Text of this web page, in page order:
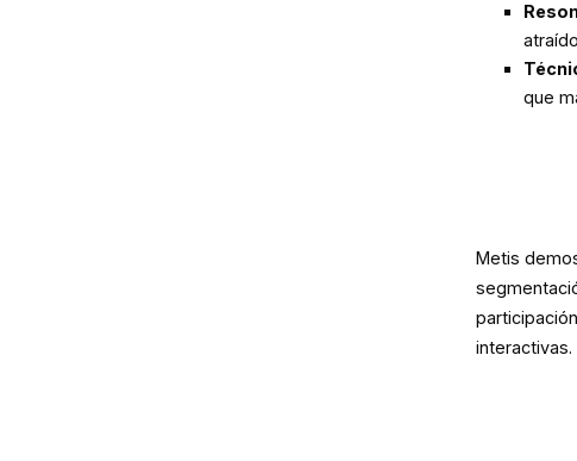
que
Metis
interactivas.